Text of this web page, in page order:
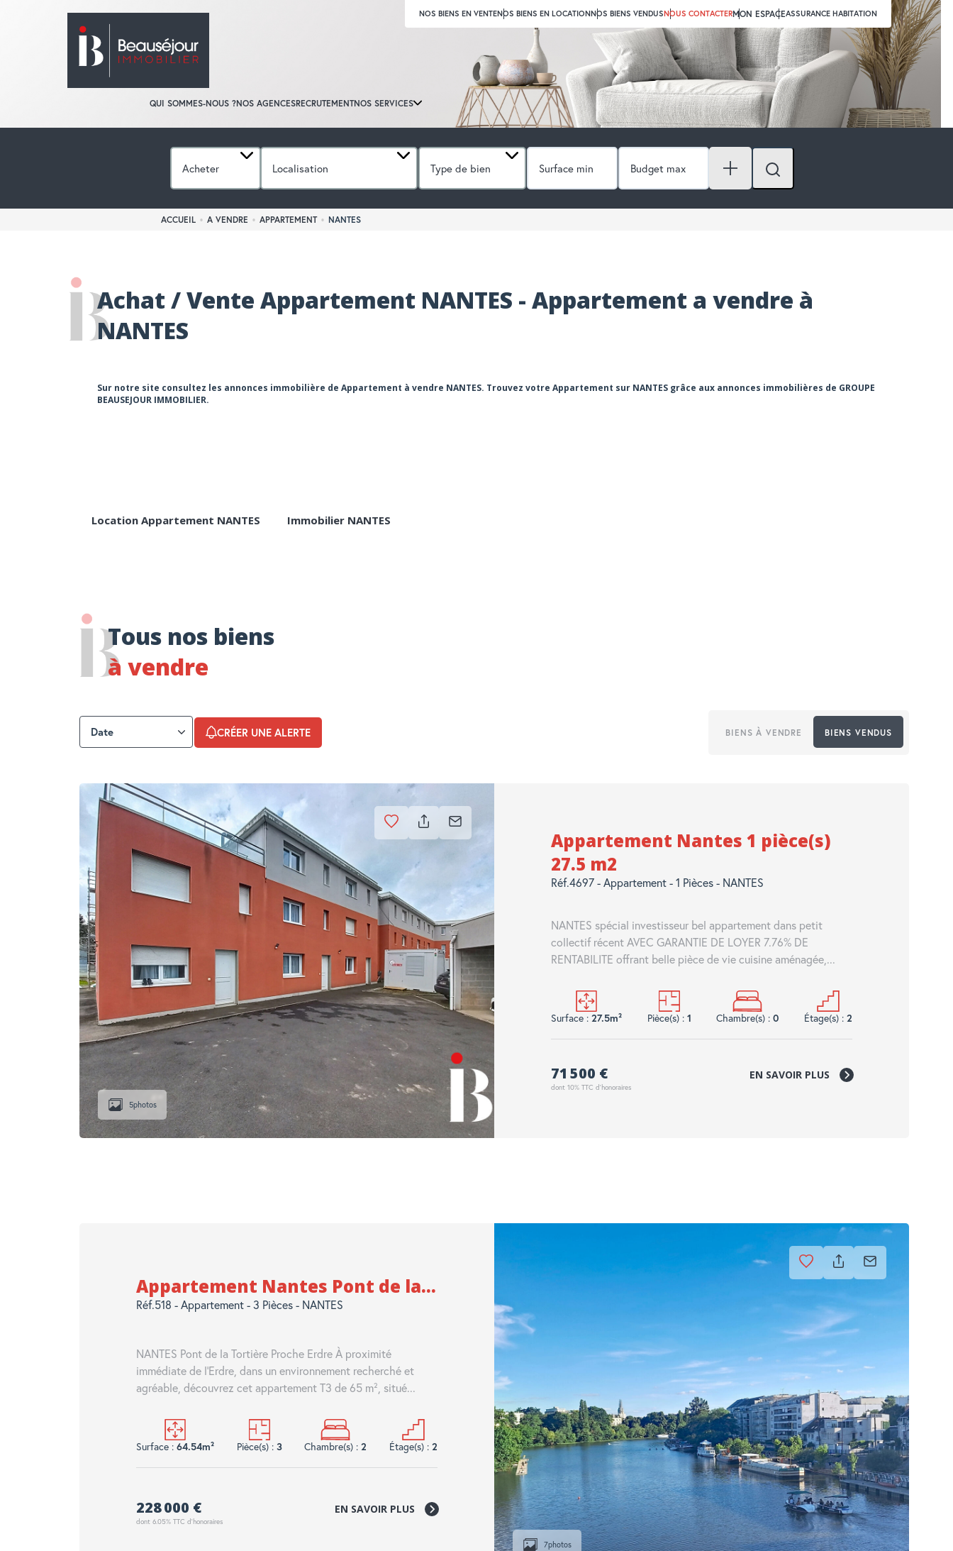
NOS BIENS EN VENTENOS BIENS EN LOCATIONNOS BIENS VENDUSNOUS CONTACTERMON ESPACEASSURANCE HABITATION
QUI SOMMES-NOUS ?NOS AGENCESRECRUTEMENTNOS SERVICES
Acheter Localisation Type de bien
ACCUEIL A VENDRE APPARTEMENT NANTES
Achat / Vente Appartement NANTES - Appartement a vendre à
NANTES
Sur notre site consultez les annonces immobilière de Appartement à vendre NANTES. Trouvez votre Appartement sur NANTES grâce aux annonces immobilières de GROUPE
BEAUSEJOUR IMMOBILIER.
Location Appartement NANTES Immobilier NANTES
Tous nos biens
à vendre
CRÉER UNE ALERTE BIENS À VENDRE BIENS VENDUS
5photos
Appartement Nantes 1 pièce(s)
27.5 m2
Réf.4697 - Appartement - 1 Pièces - NANTES
NANTES spécial investisseur bel appartement dans petit
collectif récent AVEC GARANTIE DE LOYER 7.76% DE
RENTABILITE offrant belle pièce de vie cuisine aménagée,...
Surface : 27.5m² Pièce(s) : 1 Chambre(s) :0 Étage(s) : 2
71 500 €
dont 10% TTC d'honoraires
EN SAVOIR PLUS
7photos
Appartement Nantes Pont de la...
Réf.518 - Appartement - 3 Pièces - NANTES
NANTES Pont de la Tortière Proche Erdre À proximité
immédiate de l'Erdre, dans un environnement recherché et
agréable, découvrez cet appartement T3 de 65 m², situé...
Surface : 64.54m² Pièce(s) : 3 Chambre(s) :2 Étage(s) : 2
228 000 €
dont 6.05% TTC d'honoraires
EN SAVOIR PLUS